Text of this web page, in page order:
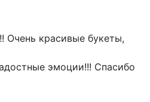
Очень красивые букеты,
эмоции!!! Спасибо